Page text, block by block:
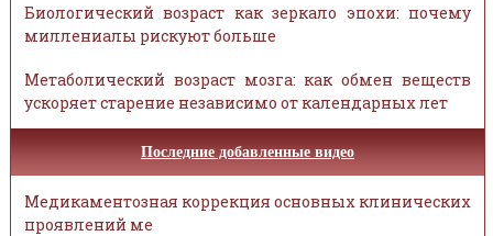
Биологический возраст как зеркало эпохи: почему
миллениалы рискуют больше
Метаболический возраст мозга: как обмен веществ
ускоряет старение независимо от календарных лет
Последние добавленные видео
Медикаментозная коррекция основных клинических
проявлений ме